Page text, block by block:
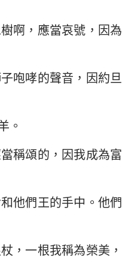
羅馬書
以弗所書
提摩太後書
雅各書
啊，應當哀號，因為
咆哮的聲音，因約旦
。
稱頌的，因我成為富
他們王的手中。他們
，一根我稱為榮美，